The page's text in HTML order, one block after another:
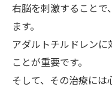
右脳を刺激することで
ます。
アダルトチルドレン
ことが重要です。
そして、その治療に